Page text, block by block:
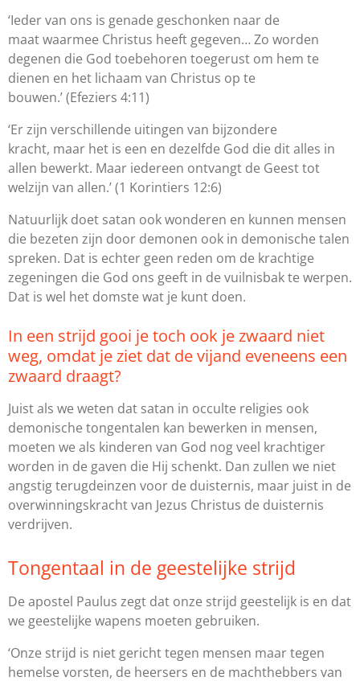
‘Ieder van ons is genade geschonken naar de
maat waarmee Christus heeft gegeven… Zo worden
degenen die God toebehoren toegerust om hem te
dienen en het lichaam van Christus op te
bouwen.’(Efeziers 4:11)
‘Er zijn verschillende uitingen van bijzondere
kracht, maar het is een en dezelfde God die dit alles in
allen bewerkt. Maar iedereen ontvangt de Geest tot
welzijn van allen.’(1 Korintiers 12:6)
Natuurlijk doet satan ook wonderen en kunnen mensen
die bezeten zijn door demonen ook in demonische talen
spreken. Dat is echter geen reden om de krachtige
zegeningen die God ons geeft in de vuilnisbak te werpen.
Dat is wel het domste wat je kunt doen.
In een strijd gooi je toch ook je zwaard niet
weg, omdat je ziet dat de vijand eveneens een
zwaard draagt?
Juist als we weten dat satan in occulte religies ook
demonische tongentalen kan bewerken in mensen,
moeten we als kinderen van God nog veel krachtiger
worden in de gaven die Hij schenkt. Dan zullen we niet
angstig terugdeinzen voor de duisternis, maar juist in de
overwinningskracht van Jezus Christus de duisternis
verdrijven.
Tongentaal in de geestelijke strijd
De apostel Paulus zegt dat onze strijd geestelijk is en dat
we geestelijke wapens moeten gebruiken.
‘Onze strijd is niet gericht tegen mensen maar tegen
hemelse vorsten, de heersers en de machthebbers van